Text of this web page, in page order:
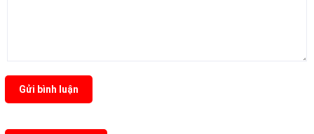
Gửi bình luận